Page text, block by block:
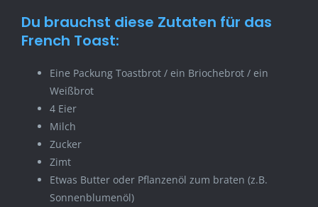
Du brauchst diese Zutaten für das
French Toast:
Eine Packung Toastbrot / ein Briochebrot / ein
Weißbrot
4 Eier
Milch
Zucker
Zimt
Etwas Butter oder Pflanzenöl zum braten (z.B.
Sonnenblumenöl)